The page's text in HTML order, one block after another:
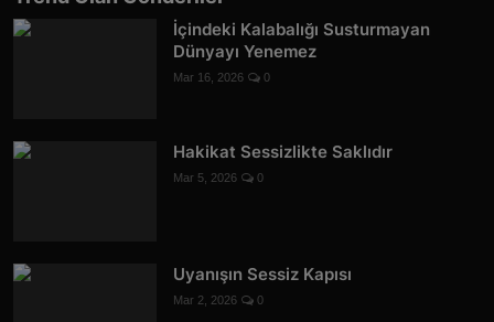
İçindeki Kalabalığı Susturmayan
Dünyayı Yenemez
Mar 16, 2026 0
Hakikat Sessizlikte Saklıdır
Mar 5, 2026 0
Uyanışın Sessiz Kapısı
Mar 2, 2026 0